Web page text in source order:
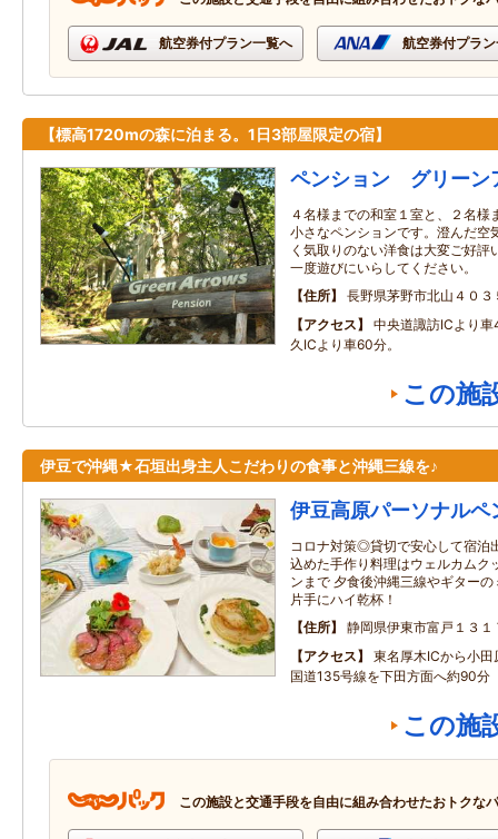
航空券付プラン一覧へ 航空券付プラ
【標高1720mの森に泊まる。1日3部屋限定の宿】
ペンション グリーン
４名様までの和室１室と、２名様
小さなペンションです。澄んだ空
く気取りのない洋食は大変ご好評
一度遊びにいらしてください。
住所
長野県茅野市北山４０３
アクセス
中央道諏訪ICより
久ICより車60分。
この施
伊豆で沖縄★石垣出身主人こだわりの食事と沖縄三線を♪
伊豆高原パーソナルペ
コロナ対策◎貸切で安心して宿泊
込めた手作り料理はウェルカムク
ンまで 夕食後沖縄三線やギター
片手にハイ乾杯！
住所
静岡県伊東市富戸１３１
アクセス
東名厚木ICから小
国道135号線を下田方面へ約90分
この施
この施設と交通手段を自由に組み合わせたおトクな